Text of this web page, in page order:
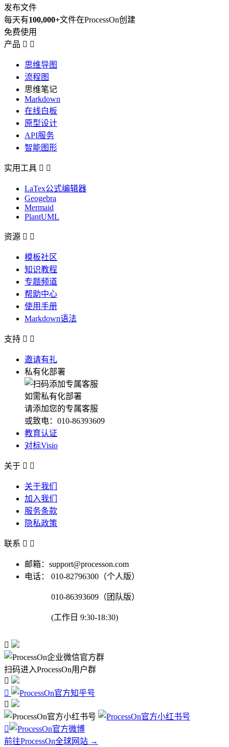
发布文件
每天有100,000+文件在ProcessOn创建
免费使用
产品  
思维导图
流程图
思维笔记
Markdown
在线白板
原型设计
API服务
智能图形
实用工具  
LaTex公式编辑器
Geogebra
Mermaid
PlantUML
资源  
模板社区
知识教程
专题频道
帮助中心
使用手册
Markdown语法
支持  
邀请有礼
私有化部署
如需私有化部署
请添加您的专属客服
或致电：010-86393609
教育认证
对标Visio
关于  
关于我们
加入我们
服务条款
隐私政策
联系  
邮箱：support@processon.com
电话：
010-82796300（个人版）
010-86393609（团队版）
(工作日 9:30-18:30)

扫码进入ProcessOn用户群




前往ProcessOn全球网站 →